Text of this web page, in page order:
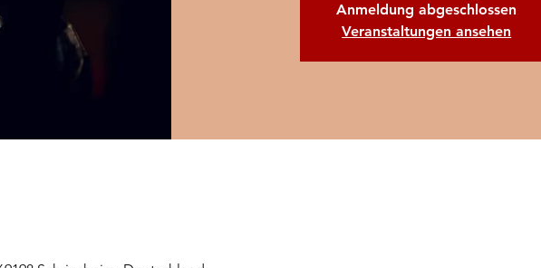
Anmeldung abgeschlossen
Veranstaltungen ansehen